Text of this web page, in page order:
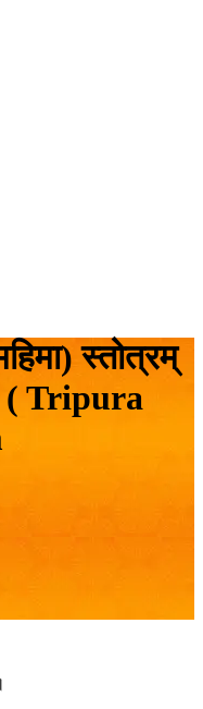
स्तोत्रम्
( Tripura